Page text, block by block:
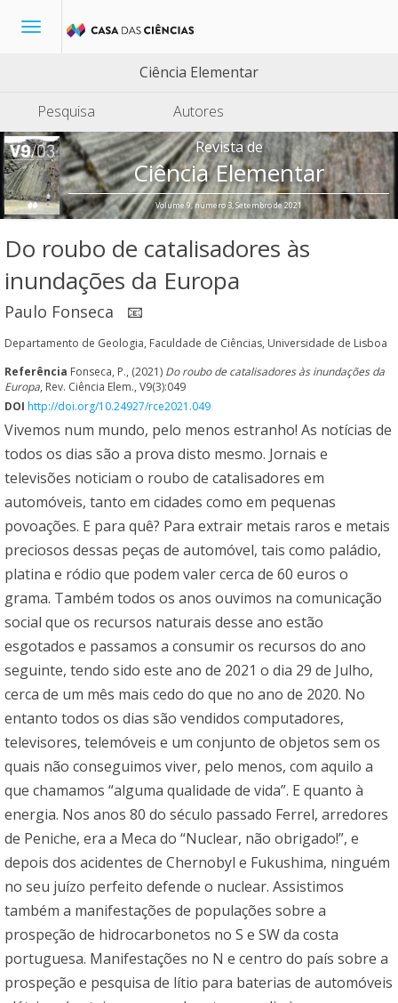
Toggle
Ciência Elementar
Pesquisa
Autores
Revista de
Ciência Elementar
Volume 9, número 3, Setembro de 2021
Do roubo de catalisadores às
inundações da Europa
Paulo Fonseca 📧
Departamento de Geologia, Faculdade de Ciências, Universidade de Lisboa
Referência Fonseca, P., (2021) Do roubo de catalisadores às inundações da
Europa, Rev. Ciência Elem., V9(3):049
DOI http://doi.org/10.24927/rce2021.049
Vivemos num mundo, pelo menos estranho! As notícias de
todos os dias são a prova disto mesmo. Jornais e
televisões noticiam o roubo de catalisadores em
automóveis, tanto em cidades como em pequenas
povoações. E para quê? Para extrair metais raros e metais
preciosos dessas peças de automóvel, tais como paládio,
platina e ródio que podem valer cerca de 60 euros o
grama. Também todos os anos ouvimos na comunicação
social que os recursos naturais desse ano estão
esgotados e passamos a consumir os recursos do ano
seguinte, tendo sido este ano de 2021 o dia 29 de Julho,
cerca de um mês mais cedo do que no ano de 2020. No
entanto todos os dias são vendidos computadores,
televisores, telemóveis e um conjunto de objetos sem os
quais não conseguimos viver, pelo menos, com aquilo a
que chamamos “alguma qualidade de vida”. E quanto à
energia. Nos anos 80 do século passado Ferrel, arredores
de Peniche, era a Meca do “Nuclear, não obrigado!”, e
depois dos acidentes de Chernobyl e Fukushima, ninguém
no seu juízo perfeito defende o nuclear. Assistimos
também a manifestações de populações sobre a
prospeção de hidrocarbonetos no S e SW da costa
portuguesa. Manifestações no N e centro do país sobre a
prospeção e pesquisa de lítio para baterias de automóveis